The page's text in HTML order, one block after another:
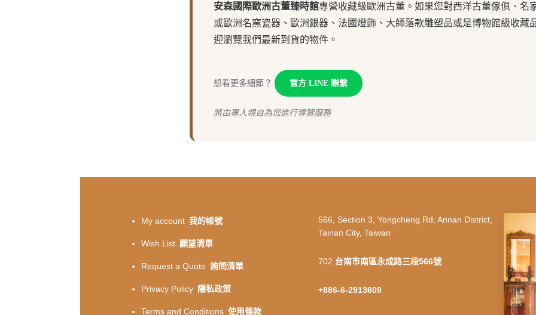
安森國際歐洲古董臻時館專營收藏級歐洲古董。如果您對西洋古董傢俱、名
或歐洲名窯瓷器、歐洲銀器、法國燈飾、大師落款雕塑品或是博物館級收藏
迎瀏覽我們最新到貨的物件。
想看更多細節？ 官方 LINE 聯繫
將由專人親自為您進行導覽服務
My account 我的帳號
Wish List 願望清單
Request a Quote 詢問清單
Privacy Policy 隱私政策
Terms and Conditions 使用條款
566, Section 3, Yongcheng Rd, Annan District,
Tainan City, Taiwan
702 台南市南區永成路三段566號
+886-6-2913609